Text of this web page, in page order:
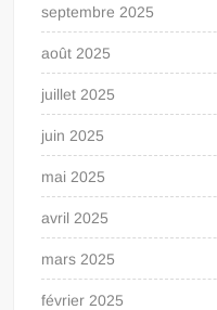
septembre 2025
août 2025
juillet 2025
juin 2025
mai 2025
avril 2025
mars 2025
février 2025